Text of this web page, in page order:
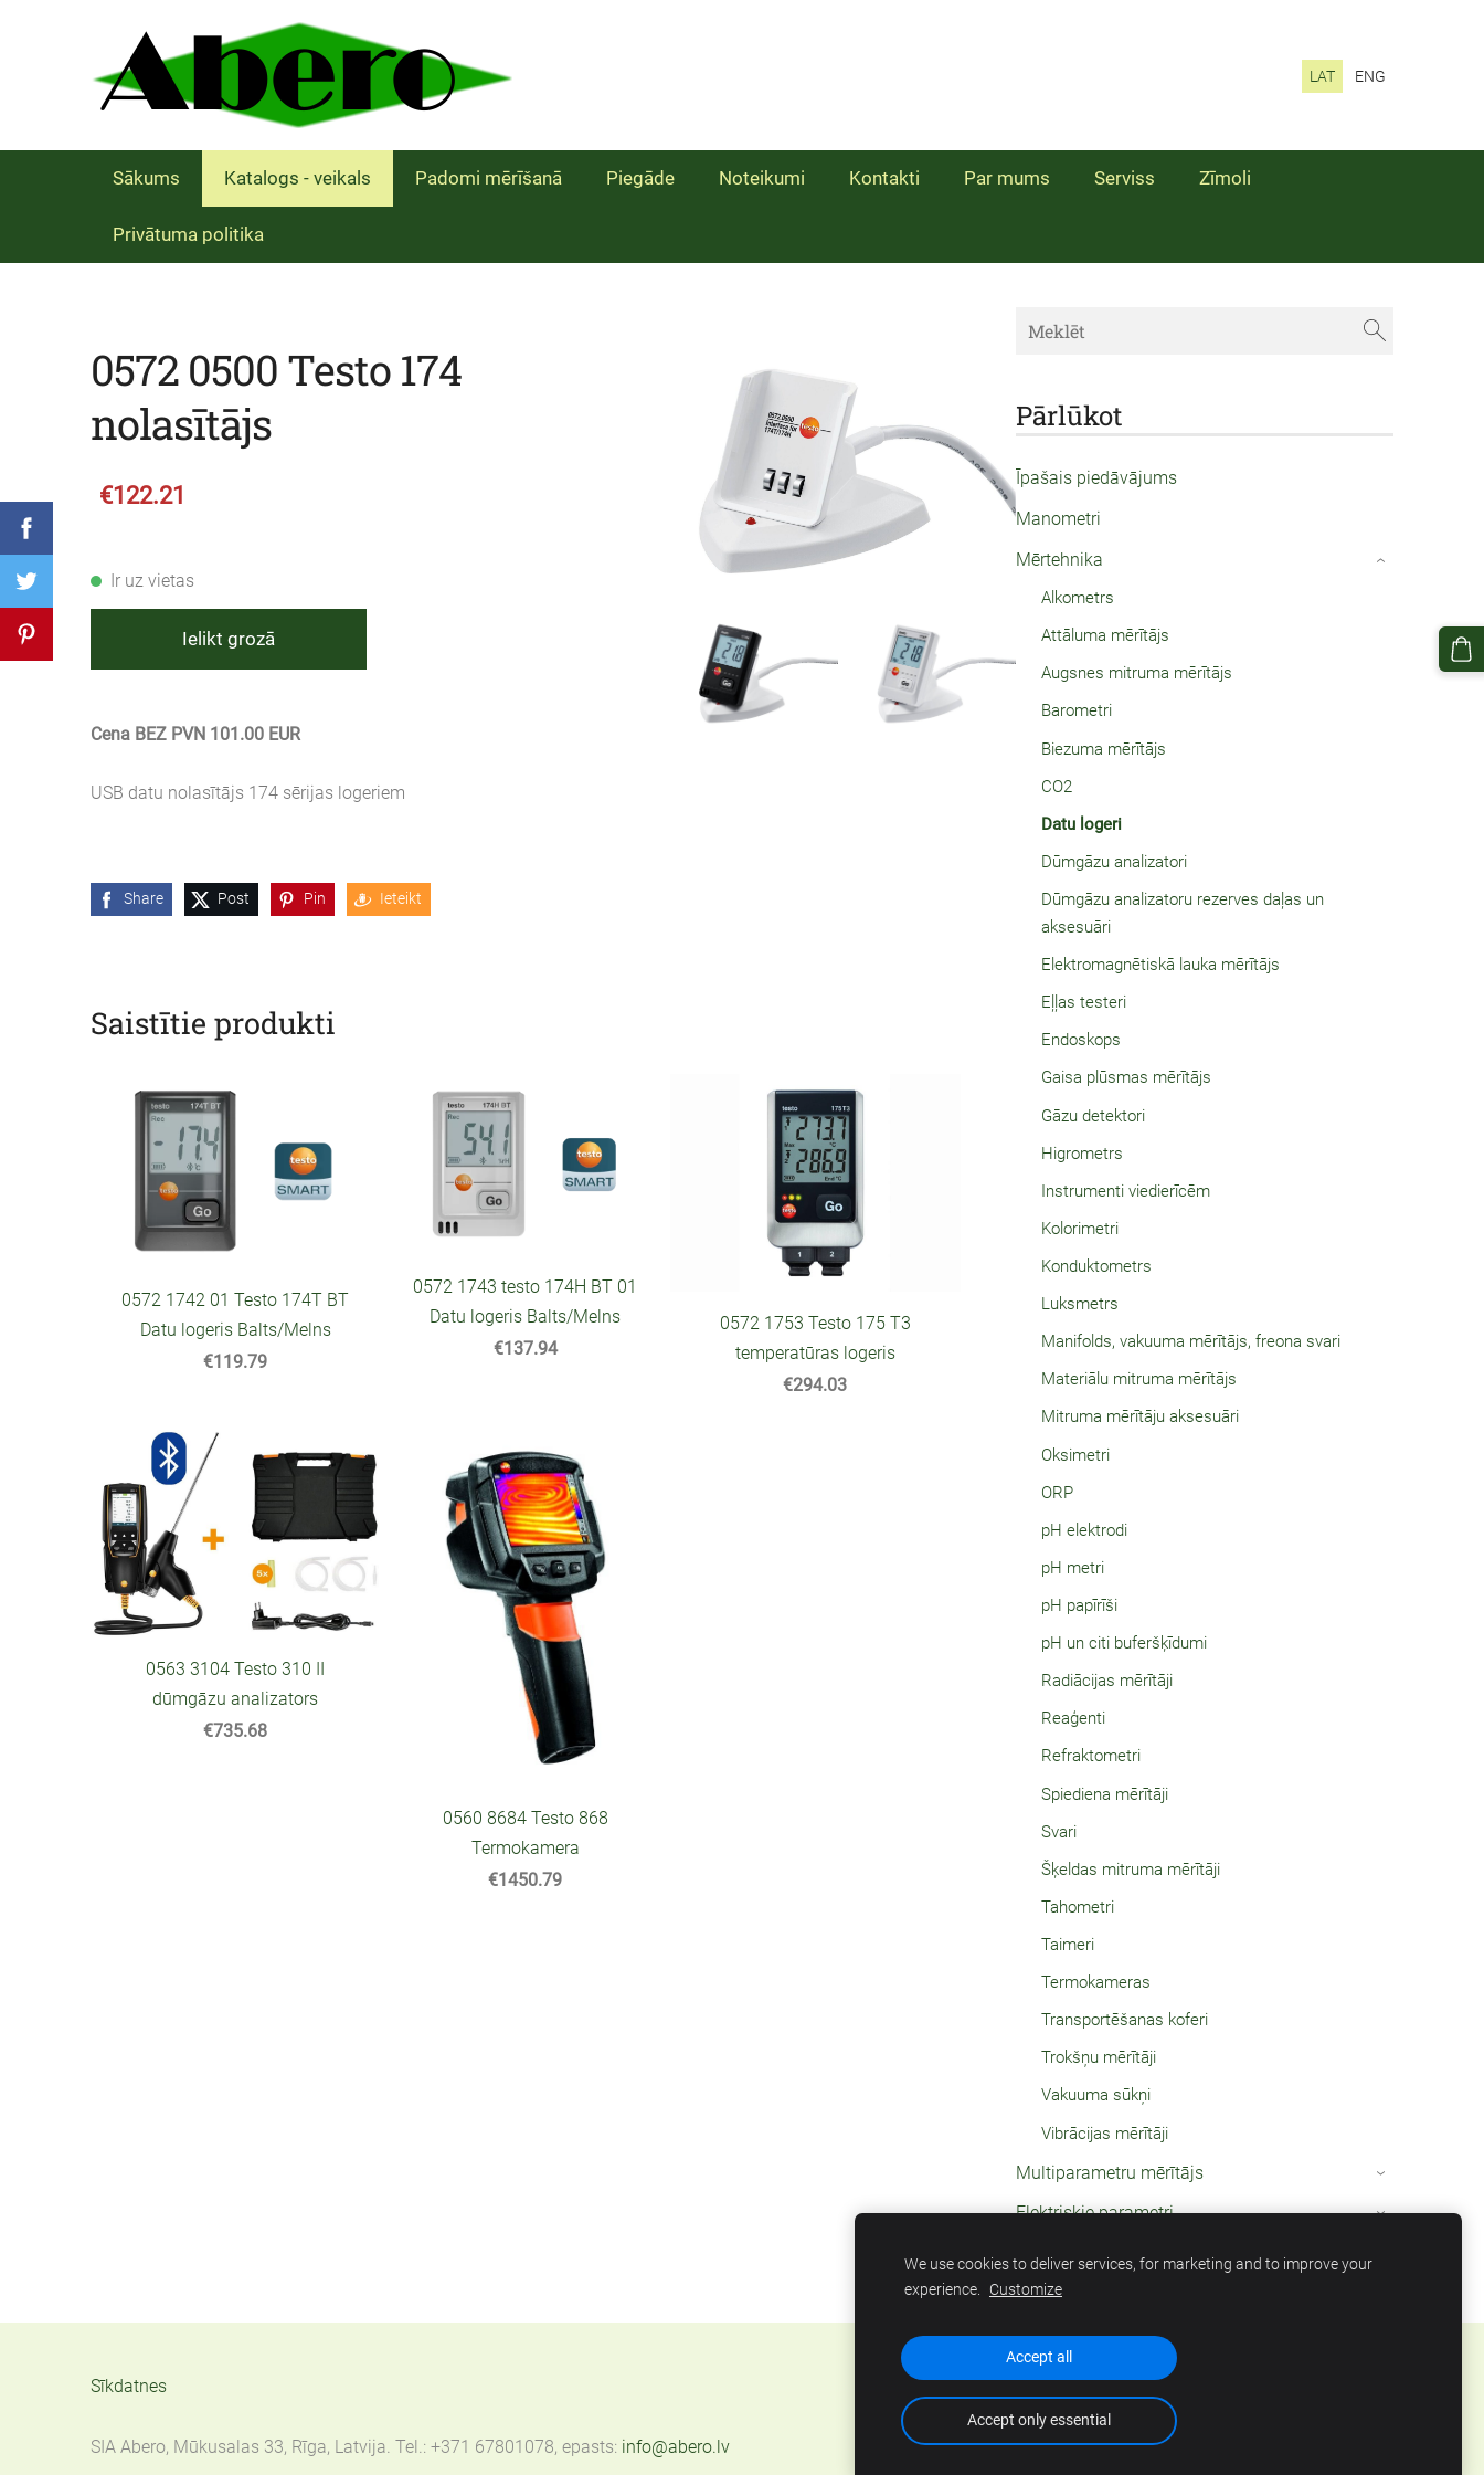
LAT ENG
Sākums Katalogs - veikals Padomi mērīšanā Piegāde Noteikumi Kontakti Par mums Serviss Zīmoli
Privātuma politika
Pārlūkot
Īpašais piedāvājums
Manometri
Mērtehnika
Alkometrs
Attāluma mērītājs
Augsnes mitruma mērītājs
Barometri
Biezuma mērītājs
CO2
Datu logeri
Dūmgāzu analizatori
Dūmgāzu analizatoru rezerves daļas un
aksesuāri
Elektromagnētiskā lauka mērītājs
Eļļas testeri
Endoskops
Gaisa plūsmas mērītājs
Gāzu detektori
Higrometrs
Instrumenti viedierīcēm
Kolorimetri
Konduktometrs
Luksmetrs
Manifolds, vakuuma mērītājs, freona svari
Materiālu mitruma mērītājs
Mitruma mērītāju aksesuāri
Oksimetri
ORP
pH elektrodi
pH metri
pH papīrīši
pH un citi buferšķīdumi
Radiācijas mērītāji
Reaģenti
Refraktometri
Spiediena mērītāji
Svari
Šķeldas mitruma mērītāji
Tahometri
Taimeri
Termokameras
Transportēšanas koferi
Trokšņu mērītāji
Vakuuma sūkņi
Vibrācijas mērītāji
›
Multiparametru mērītājs ›
Elektriskie parametri ›
Termometri
0572 0500 Testo 174
nolasītājs
€122.21
Ir uz vietas
Ielikt grozā
Cena BEZ PVN 101.00 EUR
USB datu nolasītājs 174 sērijas logeriem
Share Post Pin Ieteikt
Saistītie produkti
0572 1742 01 Testo 174T BT
Datu logeris Balts/Melns
€119.79
0572 1743 testo 174H BT 01
Datu logeris Balts/Melns
€137.94
0572 1753 Testo 175 T3
temperatūras logeris
€294.03
0563 3104 Testo 310 II
dūmgāzu analizators
€735.68
0560 8684 Testo 868
Termokamera
€1450.79
Sīkdatnes
SIA Abero, Mūkusalas 33, Rīga, Latvija. Tel.: +371 67801078, epasts: info@abero.lv
We use cookies to deliver services, for marketing and to improve your
experience. Customize
Accept all
Accept only essential